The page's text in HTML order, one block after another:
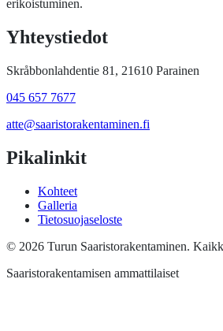
erikoistuminen.
Yhteystiedot
Skråbbonlahdentie 81, 21610 Parainen
045 657 7677
atte@saaristorakentaminen.fi
Pikalinkit
Kohteet
Galleria
Tietosuojaseloste
© 2026 Turun Saaristorakentaminen.
Saaristorakentamisen ammattilaiset